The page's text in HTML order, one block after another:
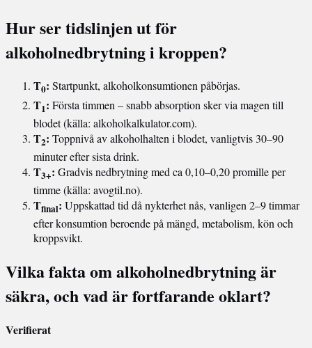
Hur ser tidslinjen ut för
alkoholnedbrytning i kroppen?
T0: Startpunkt, alkoholkonsumtionen påbörjas.
T1: Första timmen – snabb absorption sker via magen till
blodet (källa: alkoholkalkulator.com).
T2: Toppnivå av alkoholhalten i blodet, vanligtvis 30–90
minuter efter sista drink.
T3+: Gradvis nedbrytning med ca 0,10–0,20 promille per
timme (källa: avogtil.no).
Tfinal: Uppskattad tid då nykterhet nås, vanligen 2–9 timmar
efter konsumtion beroende på mängd, metabolism, kön och
kroppsvikt.
Vilka fakta om alkoholnedbrytning är
säkra, och vad är fortfarande oklart?
Verifierat